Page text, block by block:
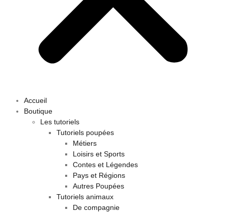
Accueil
Boutique
Les tutoriels
Tutoriels poupées
Métiers
Loisirs et Sports
Contes et Légendes
Pays et Régions
Autres Poupées
Tutoriels animaux
De compagnie